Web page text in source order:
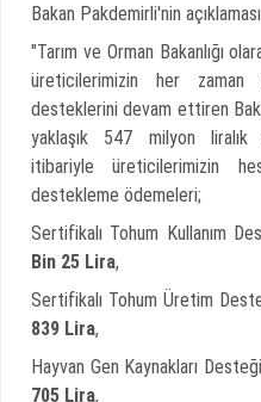
Bakan Pakdemirli'nin
"Tarım ve Orman Bakanlığı
üreticilerimizin her zaman
desteklerini devam ettiren
yaklaşık 547 milyon
itibariyle üreticilerimizin
destekleme ödemeleri;
Sertifikalı Tohum Kullanım
Bin 25 Lira,
Sertifikalı Tohum Üretim
839 Lira,
Hayvan Gen Kaynakları
705 Lira,